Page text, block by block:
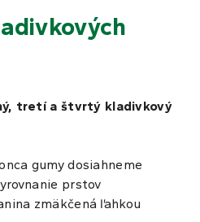
tretí a štvrtý kladivkový
gumy dosiahneme
prstov
zmäkčená ľahkou